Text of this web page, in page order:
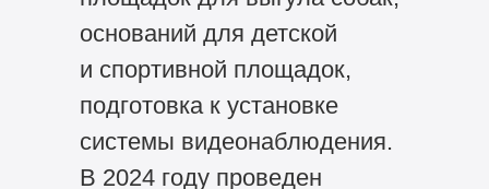
оснований для детской
и спортивной площадок,
подготовка к установке
системы видеонаблюдения.
В 2024 году проведен